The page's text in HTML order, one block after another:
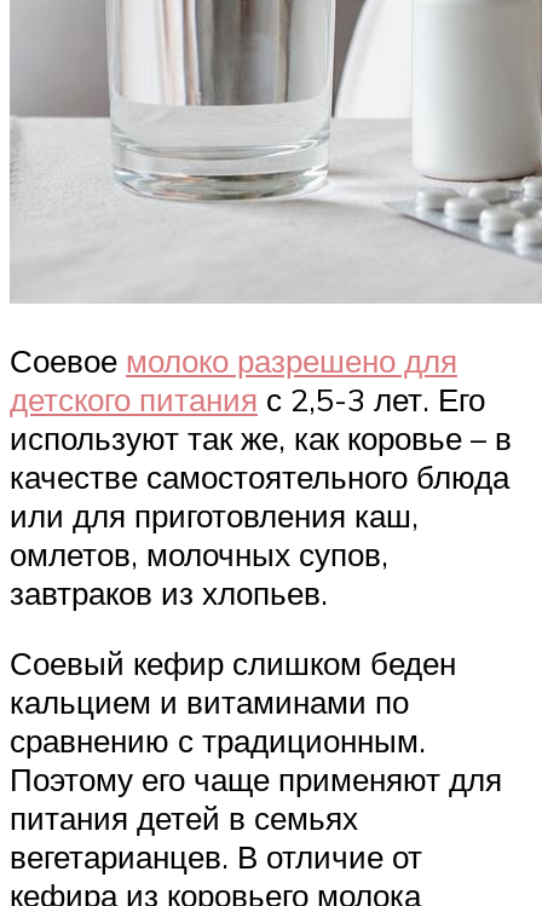
Соевое молоко разрешено для
детского питания с 2,5-3 лет. Его
используют так же, как коровье – в
качестве самостоятельного блюда
или для приготовления каш,
омлетов, молочных супов,
завтраков из хлопьев.
Соевый кефир слишком беден
кальцием и витаминами по
сравнению с традиционным.
Поэтому его чаще применяют для
питания детей в семьях
вегетарианцев. В отличие от
кефира из коровьего молока